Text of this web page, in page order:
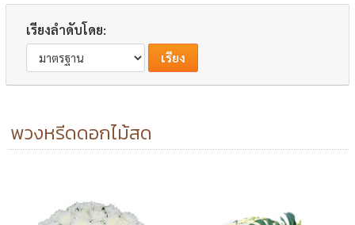
เรียงลำดับโดย:
พวงหรีดดอกไม้สด